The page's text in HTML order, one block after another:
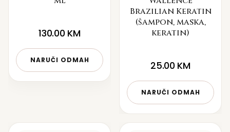
130.00 KM
NARUČI ODMAH
Brazilian Keratin
(šampon, maska,
keratin)
25.00 KM
NARUČI ODMAH